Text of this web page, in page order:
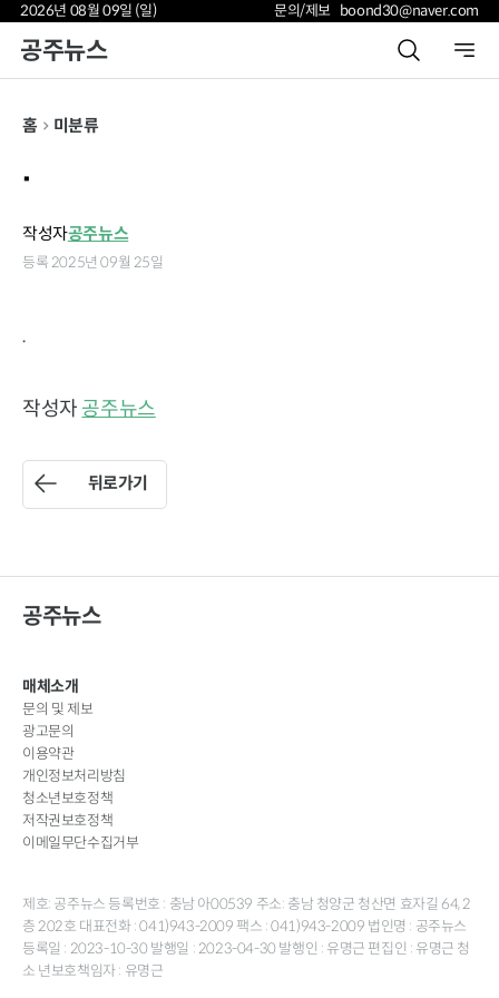
2026년 08월 09일 (일) 문의/제보 boond30@naver.com
공주뉴스
홈 미분류
.
작성자공주뉴스
등록 2025년 09월 25일
.
작성자 공주뉴스
뒤로가기
공주뉴스
매체소개
문의 및 제보
광고문의
이용약관
개인정보처리방침
청소년보호정책
저작권보호정책
이메일무단수집거부
제호: 공주뉴스 등록번호 : 충남 아00539 주소: 충남 청양군 청산면 효자길 64, 2
층 202호 대표전화 : 041)943-2009 팩스 : 041)943-2009 법인명 : 공주뉴스
등록일 : 2023-10-30 발행일 : 2023-04-30 발행인 : 유명근 편집인 : 유명근 청
소 년보호책임자 : 유명근